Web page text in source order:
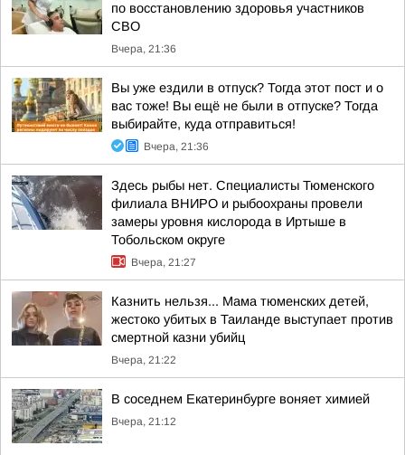
по восстановлению здоровья участников
СВО
Вчера, 21:36
Вы уже ездили в отпуск? Тогда этот пост и о
вас тоже! Вы ещё не были в отпуске? Тогда
выбирайте, куда отправиться!
Вчера, 21:36
Здесь рыбы нет. Специалисты Тюменского
филиала ВНИРО и рыбоохраны провели
замеры уровня кислорода в Иртыше в
Тобольском округе
Вчера, 21:27
Казнить нельзя... Мама тюменских детей,
жестоко убитых в Таиланде выступает против
смертной казни убийц
Вчера, 21:22
В соседнем Екатеринбурге воняет химией
Вчера, 21:12